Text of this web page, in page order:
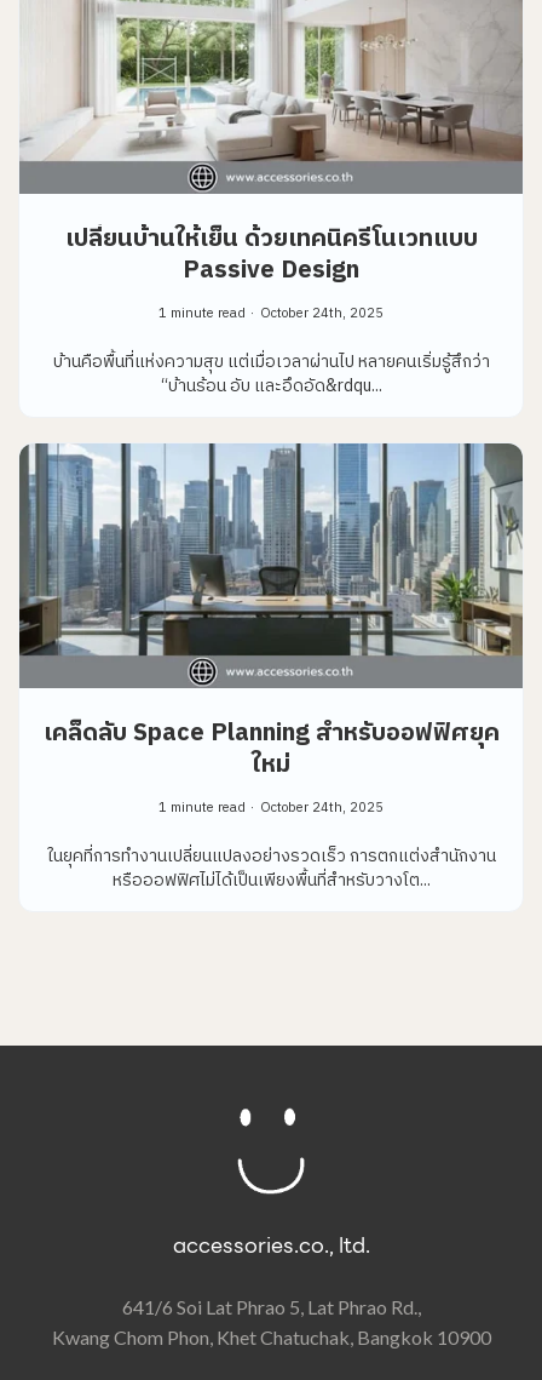
เปลี่ยนบ้านให้เย็น ด้วยเทคนิครีโนเวทแบบ
Passive Design
1 minute read October 24th, 2025
บ้านคือพื้นที่แห่งความสุข แต่เมื่อเวลาผ่านไป หลายคนเริ่มรู้สึกว่า
“บ้านร้อน อับ และอึดอัด&rdqu...
เคล็ดลับ Space Planning สำหรับออฟฟิศยุค
ใหม่
1 minute read October 24th, 2025
ในยุคที่การทำงานเปลี่ยนแปลงอย่างรวดเร็ว การตกแต่งสำนักงาน
หรือออฟฟิศไม่ได้เป็นเพียงพื้นที่สำหรับวางโต...
accessories.co., ltd.
641/6 Soi Lat Phrao 5, Lat Phrao Rd.,
Kwang Chom Phon, Khet Chatuchak, Bangkok 10900​